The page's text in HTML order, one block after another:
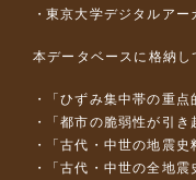
東京大学デジタルアー
本データベースに格納
「ひずみ集中帯の重
「都市の脆弱性が引
「古代・中世の地震
「古代・中世の全地